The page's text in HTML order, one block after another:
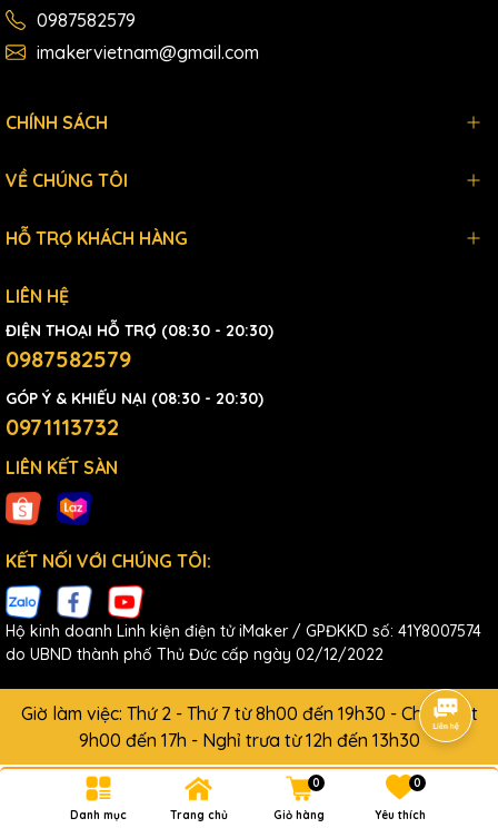
0987582579
imakervietnam@gmail.com
CHÍNH SÁCH
VỀ CHÚNG TÔI
HỖ TRỢ KHÁCH HÀNG
LIÊN HỆ
ĐIỆN THOẠI HỖ TRỢ (08:30 - 20:30)
0987582579
GÓP Ý & KHIẾU NẠI (08:30 - 20:30)
0971113732
LIÊN KẾT SÀN
KẾT NỐI VỚI CHÚNG TÔI:
Hộ kinh doanh Linh kiện điện tử iMaker / GPĐKKD số: 41Y8007574
do UBND thành phố Thủ Đức cấp ngày 02/12/2022
Giờ làm việc: Thứ 2 - Thứ 7 từ 8h00 đến 19h30 - Chủ Nhật
9h00 đến 17h - Nghỉ trưa từ 12h đến 13h30
Danh mục Trang chủ Giỏ hàng
0
Yêu thích
0